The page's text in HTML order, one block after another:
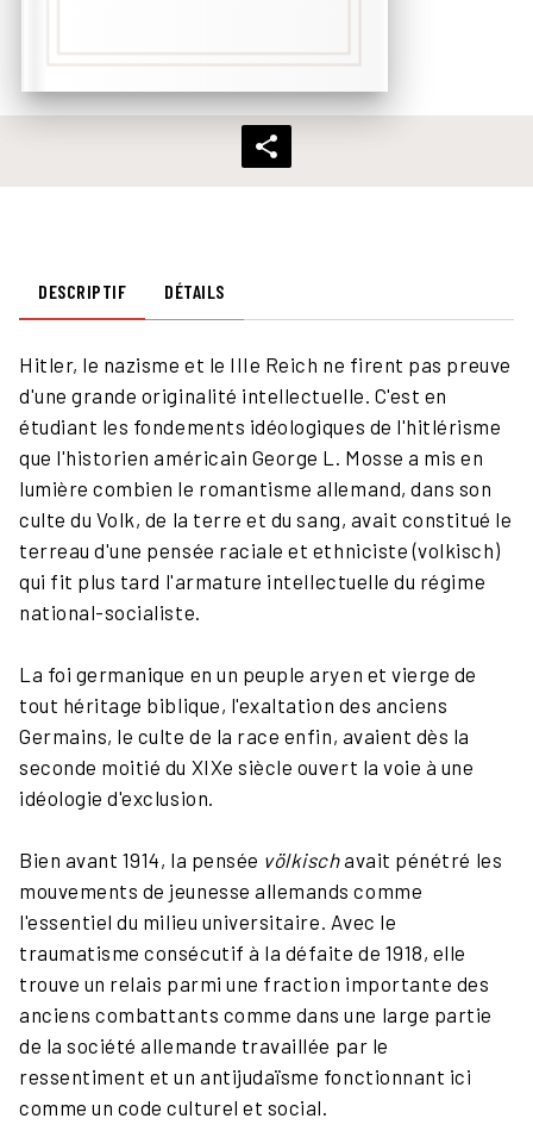
DESCRIPTIF DÉTAILS
Hitler, le nazisme et le IIIe Reich ne firent pas preuve
d'une grande originalité intellectuelle. C'est en
étudiant les fondements idéologiques de l'hitlérisme
que l'historien américain George L. Mosse a mis en
lumière combien le romantisme allemand, dans son
culte du Volk, de la terre et du sang, avait constitué le
terreau d'une pensée raciale et ethniciste (volkisch)
qui fit plus tard l'armature intellectuelle du régime
national-socialiste.
La foi germanique en un peuple aryen et vierge de
tout héritage biblique, l'exaltation des anciens
Germains, le culte de la race enfin, avaient dès la
seconde moitié du XIXe siècle ouvert la voie à une
idéologie d'exclusion.
Bien avant 1914, la pensée völkischavait pénétré les
mouvements de jeunesse allemands comme
l'essentiel du milieu universitaire. Avec le
traumatisme consécutif à la défaite de 1918, elle
trouve un relais parmi une fraction importante des
anciens combattants comme dans une large partie
de la société allemande travaillée par le
ressentiment et un antijudaïsme fonctionnant ici
comme un code culturel et social.